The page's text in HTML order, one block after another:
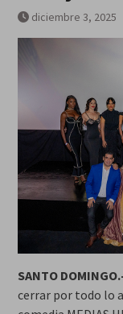
diciembre 3, 2025
SANTO
cerrar por todo lo